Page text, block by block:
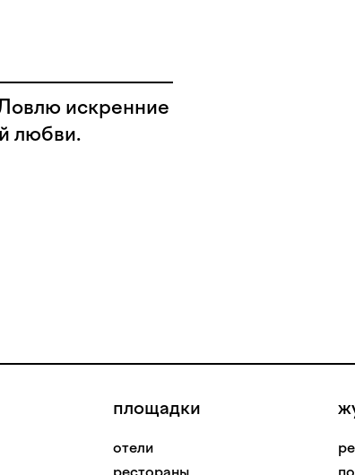
искренние
любви.
площадки
отели